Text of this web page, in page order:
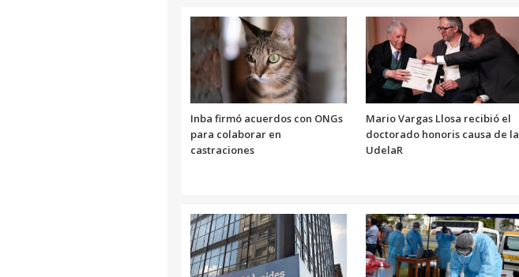
Inba firmó acuerdos con ONGs
para colaborar en
castraciones
Mario Vargas Llosa recibió el
doctorado honoris causa de la
UdelaR